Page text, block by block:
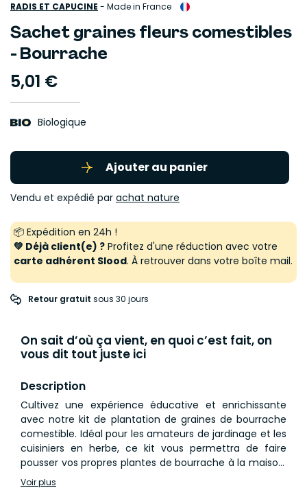
RADIS ET CAPUCINE - Made in France
Sachet graines fleurs comestibles
- Bourrache
5,01 €
Biologique
Ajouter au panier
Vendu et expédié par achat nature
📦 Expédition en 24h !
💚 Déjà client(e) ? Profitez d'une réduction avec votre
carte adhérent Slood. À retrouver dans votre boîte mail.
Retour gratuit sous 30 jours
On sait d’où ça vient, en quoi c’est fait, on
vous dit tout juste ici
Description
Cultivez une expérience éducative et enrichissante
avec notre kit de plantation de graines de bourrache
comestible. Idéal pour les amateurs de jardinage et les
cuisiniers en herbe, ce kit vous permettra de faire
pousser vos propres plantes de bourrache à la maison.
La bourrache, avec ses jolies fleurs bleues et son goût
Voir plus